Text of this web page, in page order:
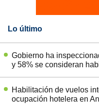
Lo último
Gobierno ha
y 58% se consideran
Habilitación de vuelos
ocupación hotelera en